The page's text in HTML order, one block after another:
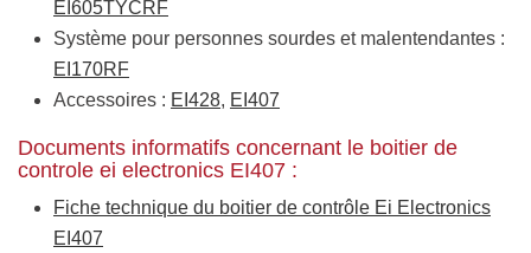
EI605TYCRF
Système pour personnes sourdes et malentendantes :
EI170RF
Accessoires : EI428, EI407
Documents informatifs concernant le boitier de
controle ei electronics EI407 :
Fiche technique du boitier de contrôle Ei Electronics
EI407